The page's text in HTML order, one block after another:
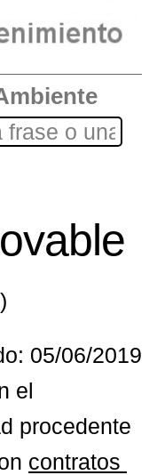
05/06/2019
el
procedente
contratos